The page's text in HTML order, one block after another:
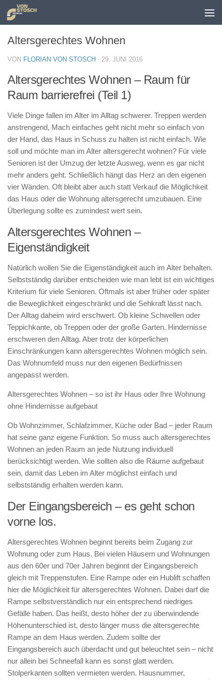
Zum Inhalt springen
Altersgerechtes Wohnen
VON FLORIAN VON STOSCH · 29. JUNI 2016
Altersgerechtes Wohnen – Raum für
Raum barrierefrei (Teil 1)
Viele Dinge fallen im Alter im Alltag schwerer. Treppen werden
anstrengend, Mach einfaches geht nicht mehr so einfach von
der Hand, das Haus in Schuss zu halten ist nicht einfach. Wie
soll und möchte man im Alter altersgerecht wohnen? Für viele
Senioren ist der Umzug der letzte Ausweg, wenn es gar nicht
mehr anders geht. Schließlich hängt das Herz an den eigenen
vier Wänden. Oft bleibt aber auch statt Verkauf die Möglichkeit
das Haus oder die Wohnung altersgerecht umzubauen. Eine
Überlegung sollte es zumindest wert sein.
Altersgerechtes Wohnen –
Eigenständigkeit
Natürlich wollen Sie die Eigenständigkeit auch im Alter behalten.
Selbstständig darüber entscheiden wie man lebt ist ein wichtiges
Kriterium für viele Senioren. Oftmals ist aber früher oder später
die Beweglichkeit eingeschränkt und die Sehkraft lässt nach.
Der Alltag daheim wird erschwert. Ob kleine Schwellen oder
Teppichkante, ob Treppen oder der große Garten. Hindernisse
erschweren den Alltag. Aber trotz der körperlichen
Einschränkungen kann altersgerechtes Wohnen möglich sein.
Das Wohnumfeld muss nur den eigenen Bedürfnissen
angepasst werden.
Altersgerechtes Wohnen – so ist ihr Haus oder Ihre Wohnung
ohne Hindernisse aufgebaut
Ob Wohnzimmer, Schlafzimmer, Küche oder Bad – jeder Raum
hat seine ganz eigene Funktion. So muss auch altersgerechtes
Wohnen an jeden Raum an jede Nutzung individuell
berücksichtigt werden. Wie sollten also die Räume aufgebaut
sein, damit das Leben im Alter möglichst einfach und
selbstständig erhalten werden kann.
Der Eingangsbereich – es geht schon
vorne los.
Altersgerechtes Wohnen beginnt bereits beim Zugang zur
Wohnung oder zum Haus. Bei vielen Häusern und Wohnungen
aus den 60er und 70er Jahren beginnt der Eingangsbereich
gleich mit Treppenstufen. Eine Rampe oder ein Hublift schaffen
hier die Möglichkeit für altersgerechtes Wohnen. Dabei darf die
Rampe selbstverständlich nur ein entsprechend niedriges
Gefälle haben. Das heißt, desto höher der zu überwindende
Höhenunterschied ist, desto länger muss die altersgerechte
Rampe an dem Haus werden. Zudem sollte der
Eingangsbereich auch überdacht und gut beleuchtet sein – nicht
nur allein bei Schneefall kann es sonst glatt werden.
Stolperkanten sollten vermieten werden. Hausnummer,